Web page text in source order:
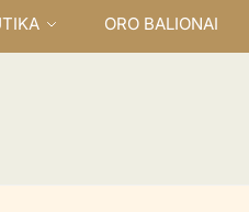
ORO BALIONAI